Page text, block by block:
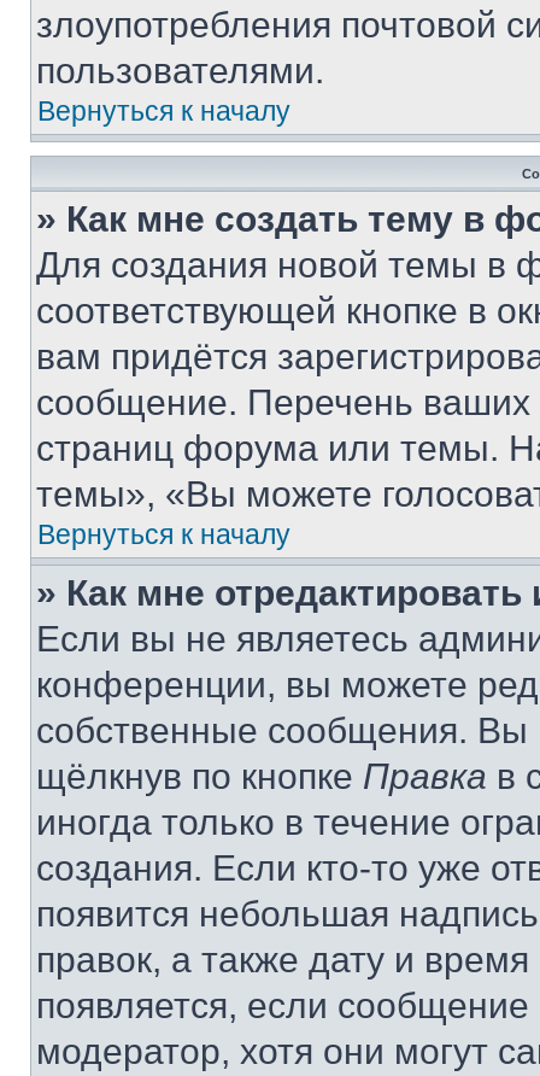
злоупотребления почтовой
пользователями.
Вернуться к началу
» Как мне создать тему в
Для создания новой темы в
соответствующей кнопке в
вам придётся
сообщение. Перечень ваших
страниц форума или темы.
темы», «Вы можете
Вернуться к началу
» Как мне
Если вы не являетесь
конференции, вы можете
собственные сообщения. Вы
щёлкнув по кнопке Правка в
иногда только в течение
создания. Если кто-то уже
появится небольшая
правок, а также дату и
появляется, если
модератор, хотя они могут